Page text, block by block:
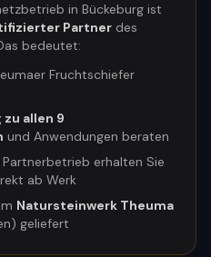
in Bückeburg ist
Partner des
bedeutet:
Fruchtschiefer
allen 9
und Anwendungen beraten
erhalten Sie
ab Werk
Natursteinwerk Theuma
geliefert